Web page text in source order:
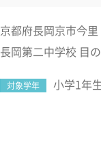
京都府長岡京市今里
長岡第二中学校 目
対象学年 小学1年